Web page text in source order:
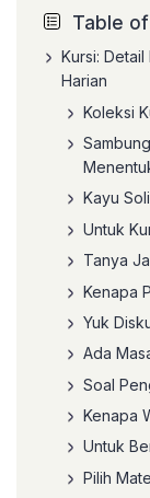
Table
Kursi:
Harian
Koleksi
Kayu
Untuk
Tanya
Kenapa
Yuk
Ada
Soal
Kenapa
Untuk
Pilih